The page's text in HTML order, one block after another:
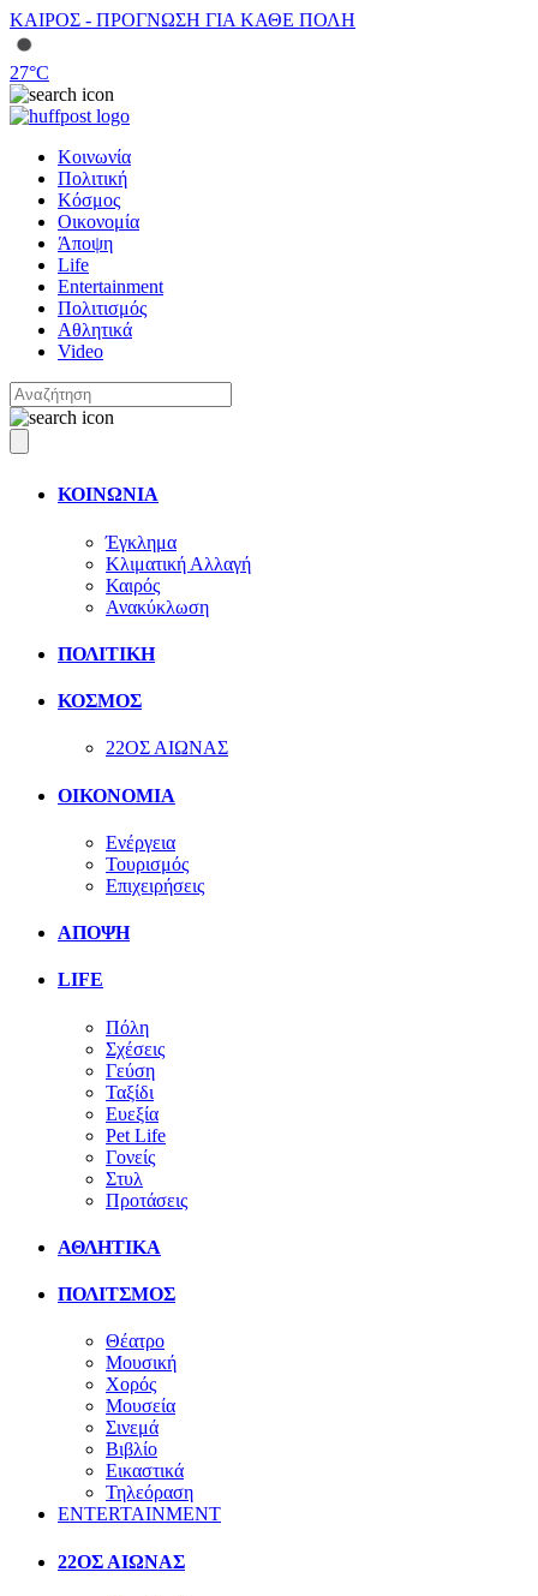
ΚΑΙΡΟΣ - ΠΡΟΓΝΩΣΗ ΓΙΑ ΚΑΘΕ ΠΟΛΗ
27°C
Κοινωνία
Πολιτική
Κόσμος
Οικονομία
Άποψη
Life
Entertainment
Πολιτισμός
Αθλητικά
Video
ΚΟΙΝΩΝΙΑ
Έγκλημα
Κλιματική Αλλαγή
Καιρός
Ανακύκλωση
ΠΟΛΙΤΙΚΗ
ΚΟΣΜΟΣ
22ΟΣ ΑΙΩΝΑΣ
ΟΙΚΟΝΟΜΙΑ
Ενέργεια
Τουρισμός
Επιχειρήσεις
ΑΠΟΨΗ
LIFE
Πόλη
Σχέσεις
Γεύση
Ταξίδι
Ευεξία
Pet Life
Γονείς
Στυλ
Προτάσεις
ΑΘΛΗΤΙΚΑ
ΠΟΛΙΤΣΜΟΣ
Θέατρο
Μουσική
Χορός
Μουσεία
Σινεμά
Βιβλίο
Εικαστικά
Τηλεόραση
ENTERTAINMENT
22ΟΣ ΑΙΩΝΑΣ